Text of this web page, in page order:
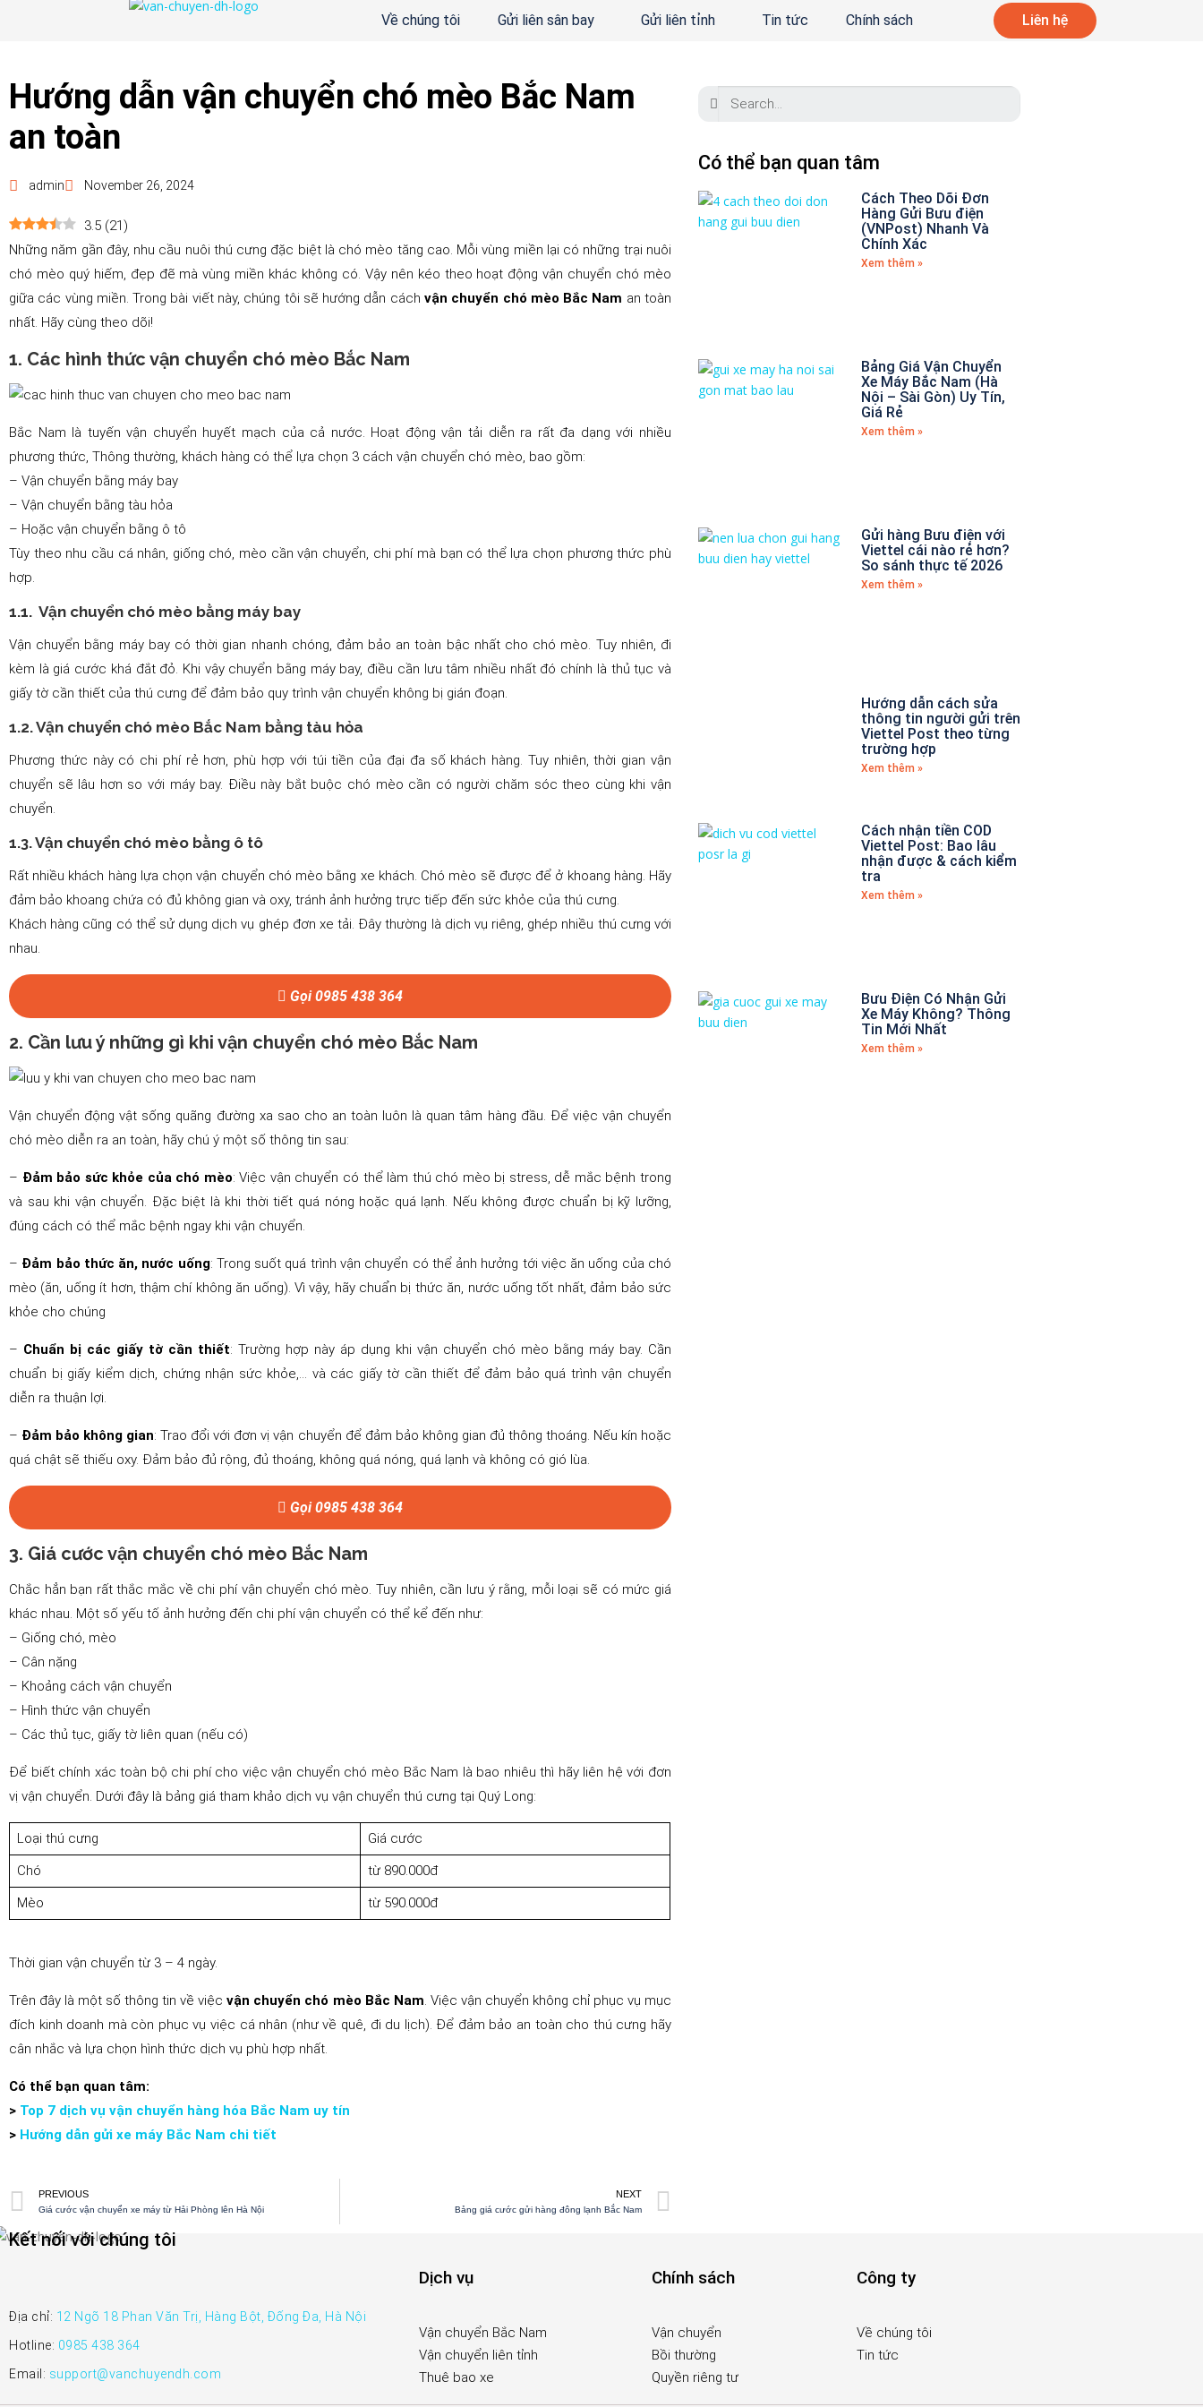
Về chúng tôi Gửi liên sân bay Gửi liên tỉnh Tin tức Chính sách Liên hệ
Hướng dẫn vận chuyển chó mèo Bắc Nam
an toàn
admin November 26, 2024
3.5 (21)
Những năm gần đây, nhu cầu nuôi thú cưng đặc biệt là chó mèo tăng cao. Mỗi vùng miền lại có những trại nuôi
chó mèo quý hiếm, đẹp đẽ mà vùng miền khác không có. Vậy nên kéo theo hoạt động vận chuyển chó mèo
giữa các vùng miền. Trong bài viết này, chúng tôi sẽ hướng dẫn cách vận chuyển chó mèo Bắc Nam an toàn
nhất. Hãy cùng theo dõi!
1. Các hình thức vận chuyển chó mèo Bắc Nam
Bắc Nam là tuyến vận chuyển huyết mạch của cả nước. Hoạt động vận tải diễn ra rất đa dạng với nhiều
phương thức, Thông thường, khách hàng có thể lựa chọn 3 cách vận chuyển chó mèo, bao gồm:
– Vận chuyển bằng máy bay
– Vận chuyển bằng tàu hỏa
– Hoặc vận chuyển bằng ô tô
Tùy theo nhu cầu cá nhân, giống chó, mèo cần vận chuyển, chi phí mà bạn có thể lựa chọn phương thức phù
hợp.
1.1. Vận chuyển chó mèo bằng máy bay
Vận chuyển bằng máy bay có thời gian nhanh chóng, đảm bảo an toàn bậc nhất cho chó mèo. Tuy nhiên, đi
kèm là giá cước khá đắt đỏ. Khi vậy chuyển bằng máy bay, điều cần lưu tâm nhiều nhất đó chính là thủ tục và
giấy tờ cần thiết của thú cưng để đảm bảo quy trình vận chuyển không bị gián đoạn.
1.2. Vận chuyển chó mèo Bắc Nam bằng tàu hỏa
Phương thức này có chi phí rẻ hơn, phù hợp với túi tiền của đại đa số khách hàng. Tuy nhiên, thời gian vận
chuyển sẽ lâu hơn so với máy bay. Điều này bắt buộc chó mèo cần có người chăm sóc theo cùng khi vận
chuyển.
1.3. Vận chuyển chó mèo bằng ô tô
Rất nhiều khách hàng lựa chọn vận chuyển chó mèo bằng xe khách. Chó mèo sẽ được để ở khoang hàng. Hãy
đảm bảo khoang chứa có đủ không gian và oxy, tránh ảnh hưởng trực tiếp đến sức khỏe của thú cưng.
Khách hàng cũng có thể sử dụng dịch vụ ghép đơn xe tải. Đây thường là dịch vụ riêng, ghép nhiều thú cưng với
nhau.
Gọi 0985 438 364
2. Cần lưu ý những gì khi vận chuyển chó mèo Bắc Nam
Vận chuyển động vật sống quãng đường xa sao cho an toàn luôn là quan tâm hàng đầu. Để việc vận chuyển
chó mèo diễn ra an toàn, hãy chú ý một số thông tin sau:
– Đảm bảo sức khỏe của chó mèo: Việc vận chuyển có thể làm thú chó mèo bị stress, dễ mắc bệnh trong
và sau khi vận chuyển. Đặc biệt là khi thời tiết quá nóng hoặc quá lạnh. Nếu không được chuẩn bị kỹ lưỡng,
đúng cách có thể mắc bệnh ngay khi vận chuyển.
– Đảm bảo thức ăn, nước uống: Trong suốt quá trình vận chuyển có thể ảnh hưởng tới việc ăn uống của chó
mèo (ăn, uống ít hơn, thậm chí không ăn uống). Vì vậy, hãy chuẩn bị thức ăn, nước uống tốt nhất, đảm bảo sức
khỏe cho chúng
– Chuẩn bị các giấy tờ cần thiết: Trường hợp này áp dụng khi vận chuyển chó mèo bằng máy bay. Cần
chuẩn bị giấy kiểm dịch, chứng nhận sức khỏe,… và các giấy tờ cần thiết để đảm bảo quá trình vận chuyển
diễn ra thuận lợi.
– Đảm bảo không gian: Trao đổi với đơn vị vận chuyển để đảm bảo không gian đủ thông thoáng. Nếu kín hoặc
quá chật sẽ thiếu oxy. Đảm bảo đủ rộng, đủ thoáng, không quá nóng, quá lạnh và không có gió lùa.
Gọi 0985 438 364
3. Giá cước vận chuyển chó mèo Bắc Nam
Chắc hẳn bạn rất thắc mắc về chi phí vận chuyển chó mèo. Tuy nhiên, cần lưu ý rằng, mỗi loại sẽ có mức giá
khác nhau. Một số yếu tố ảnh hưởng đến chi phí vận chuyển có thể kể đến như:
– Giống chó, mèo
– Cân nặng
– Khoảng cách vận chuyển
– Hình thức vận chuyển
– Các thủ tục, giấy tờ liên quan (nếu có)
Để biết chính xác toàn bộ chi phí cho việc vận chuyển chó mèo Bắc Nam là bao nhiêu thì hãy liên hệ với đơn
vị vận chuyển. Dưới đây là bảng giá tham khảo dịch vụ vận chuyển thú cưng tại Quý Long:
Loại thú cưng
Giá cước
Chó
từ 890.000đ
Mèo
từ 590.000đ
Thời gian vận chuyển từ 3 – 4 ngày.
Trên đây là một số thông tin về việc vận chuyển chó mèo Bắc Nam. Việc vận chuyển không chỉ phục vụ mục
đích kinh doanh mà còn phục vụ việc cá nhân (như về quê, đi du lịch). Để đảm bảo an toàn cho thú cưng hãy
cân nhắc và lựa chọn hình thức dịch vụ phù hợp nhất.
Có thể bạn quan tâm:
> Top 7 dịch vụ vận chuyển hàng hóa Bắc Nam uy tín
> Hướng dẫn gửi xe máy Bắc Nam chi tiết
PREVIOUS
Giá cước vận chuyển xe máy từ Hải Phòng lên Hà Nội
NEXT
Bảng giá cước gửi hàng đông lạnh Bắc Nam
Có thể bạn quan tâm
Cách Theo Dõi Đơn
Hàng Gửi Bưu điện
(VNPost) Nhanh Và
Chính Xác
Xem thêm »
Bảng Giá Vận Chuyển
Xe Máy Bắc Nam (Hà
Nội – Sài Gòn) Uy Tín,
Giá Rẻ
Xem thêm »
Gửi hàng Bưu điện với
Viettel cái nào rẻ hơn?
So sánh thực tế 2026
Xem thêm »
Hướng dẫn cách sửa
thông tin người gửi trên
Viettel Post theo từng
trường hợp
Xem thêm »
Cách nhận tiền COD
Viettel Post: Bao lâu
nhận được & cách kiểm
tra
Xem thêm »
Bưu Điện Có Nhận Gửi
Xe Máy Không? Thông
Tin Mới Nhất
Xem thêm »
Kết nối với chúng tôi
Địa chỉ: 12 Ngõ 18 Phan Văn Trị, Hàng Bột, Đống Đa, Hà Nội
Hotline: 0985 438 364
Email: support@vanchuyendh.com
Dịch vụ
Vận chuyển Bắc Nam
Vận chuyển liên tỉnh
Thuê bao xe
Chính sách
Vận chuyển
Bồi thường
Quyền riêng tư
Công ty
Về chúng tôi
Tin tức